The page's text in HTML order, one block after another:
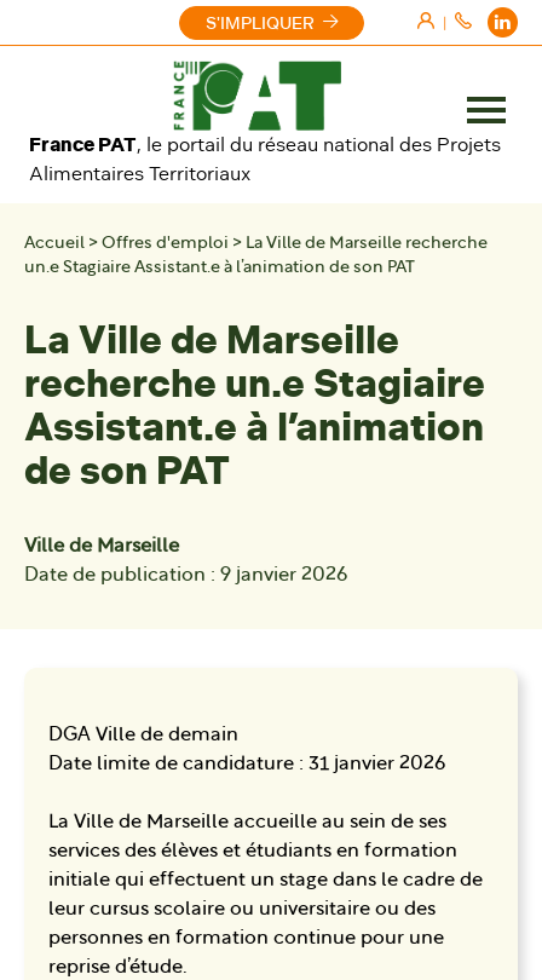
|
France PAT, le portail du réseau national des Projets
Alimentaires Territoriaux
S'IMPLIQUER
Ouvrir
le
Accueil > Offres d'emploi > La Ville de Marseille recherche
un.e Stagiaire Assistant.e à l’animation de son PAT
La Ville de Marseille
recherche un.e Stagiaire
Assistant.e à l’animation
de son PAT
Ville de Marseille
Date de publication : 9 janvier 2026
DGA Ville de demain
Date limite de candidature : 31 janvier 2026
La Ville de Marseille accueille au sein de ses
services des élèves et étudiants en formation
initiale qui effectuent un stage dans le cadre de
leur cursus scolaire ou universitaire ou des
personnes en formation continue pour une
reprise d’étude.